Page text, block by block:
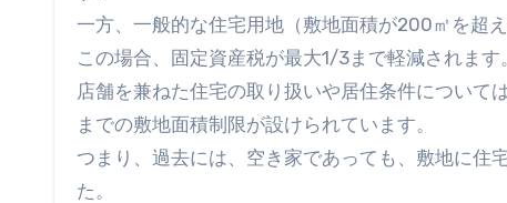
一方、一般的な住宅用地（敷地面積が200㎡を超
この場合、固定資産税が最大1/3まで軽減されます。
店舗を兼ねた住宅の取り扱いや居住条件について
までの敷地面積制限が設けられています。
つまり、過去には、空き家であっても、敷地に住
た。